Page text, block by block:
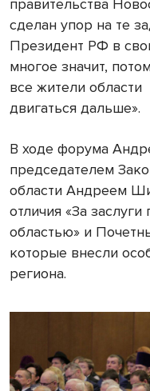
правительства
сделан упор на те
Президент РФ в
многое значит,
все жители
двигаться дальше».
В ходе форума
председателем
области Андреем
отличия «За
областью» и
которые внесли
региона.